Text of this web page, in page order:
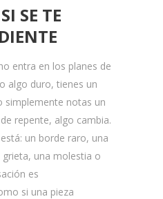
SE TE
entra en los planes de
algo duro, tienes un
simplemente notas un
repente, algo cambia.
un borde raro, una
una molestia o
es
si una pieza